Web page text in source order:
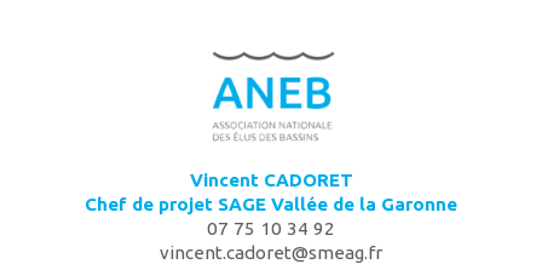
Vincent CADORET
Chef de projet SAGE Vallée de la Garonne
07 75 10 34 92
vincent.cadoret@smeag.fr